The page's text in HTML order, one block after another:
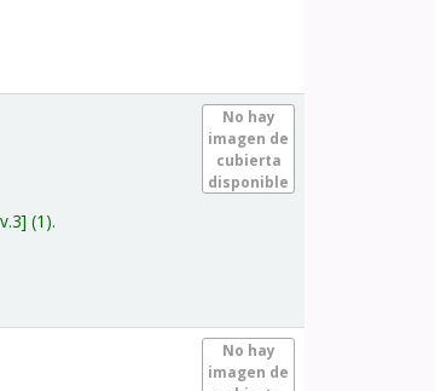
No hay
imagen de
cubierta
disponible
(1).
No hay
imagen de